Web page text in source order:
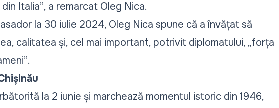
Italia”, a remarcat Oleg Nica.
la 30 iulie 2024, Oleg Nica spune că a învățat să
calitatea și, cel mai important, potrivit diplomatului, „forța
.
la 2 iunie și marchează momentul istoric din 1946,